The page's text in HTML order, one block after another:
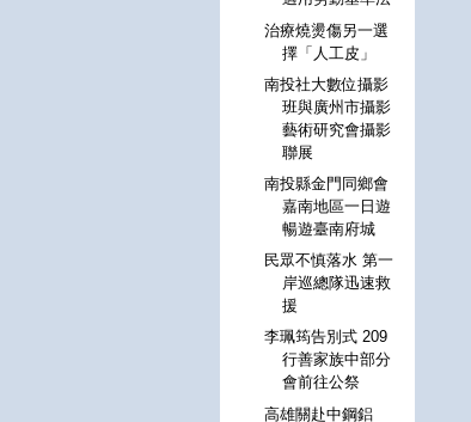
治療燒燙傷另一選
擇「人工皮」
南投社大數位攝影
班與廣州市攝影
藝術研究會攝影
聯展
南投縣金門同鄉會
嘉南地區一日遊
暢遊臺南府城
民眾不慎落水 第一
岸巡總隊迅速救
援
李珮筠告別式 209
行善家族中部分
會前往公祭
高雄關赴中鋼鋁